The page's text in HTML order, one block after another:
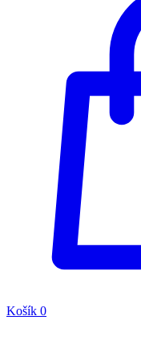
Košík 0